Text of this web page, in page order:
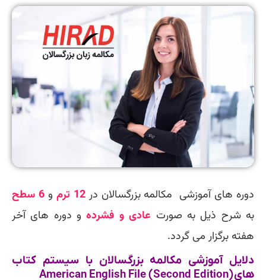
دوره های آموزشی مکالمه بزرگسالان در12 ترم و6 سطح
به شرح ذیل به صورت عادی و فشردهو دوره های آخر
هفته برگزار می گردد.
دلایل آموزشی مکالمه بزرگسالان با سیستم کتاب
هایAmerican English File (Second Edition)